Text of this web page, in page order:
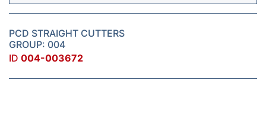
PCD STRAIGHT CUTTERS
GROUP: 004
ID 004-003672